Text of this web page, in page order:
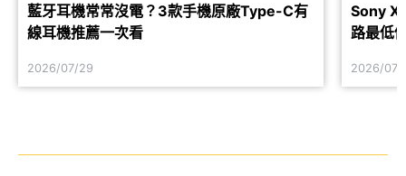
藍牙耳機常常沒電？3款手機原廠Type-C有
線耳機推薦一次看
2026/07/29
Sony
路最低
2026/07/